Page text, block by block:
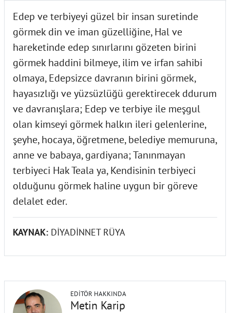
Edep ve terbiyeyi güzel bir insan suretinde
görmek din ve iman güzelliğine, Hal ve
hareketinde edep sınırlarını gözeten birini
görmek haddini bilmeye, ilim ve irfan sahibi
olmaya, Edepsizce davranın birini görmek,
hayasızlığı ve yüzsüzlüğü gerektirecek ddurum
ve davranışlara; Edep ve terbiye ile meşgul
olan kimseyi görmek halkın ileri gelenlerine,
şeyhe, hocaya, öğretmene, belediye memuruna,
anne ve babaya, gardiyana; Tanınmayan
terbiyeci Hak Teala ya, Kendisinin terbiyeci
olduğunu görmek haline uygun bir göreve
delalet eder.
KAYNAK: DİYADİNNET RÜYA
EDITÖR HAKKINDA
Metin Karip